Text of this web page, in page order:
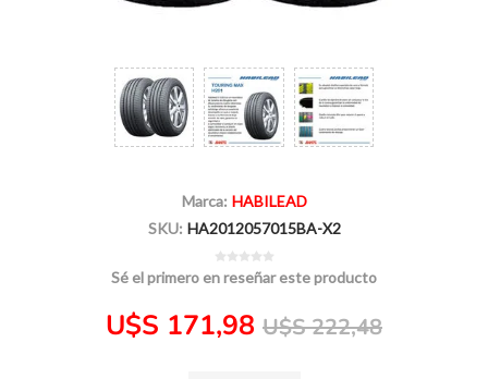
Marca: HABILEAD
SKU: HA2012057015BA-X2
Sé el primero en reseñar este producto
U$S 171,98 U$S 222,48